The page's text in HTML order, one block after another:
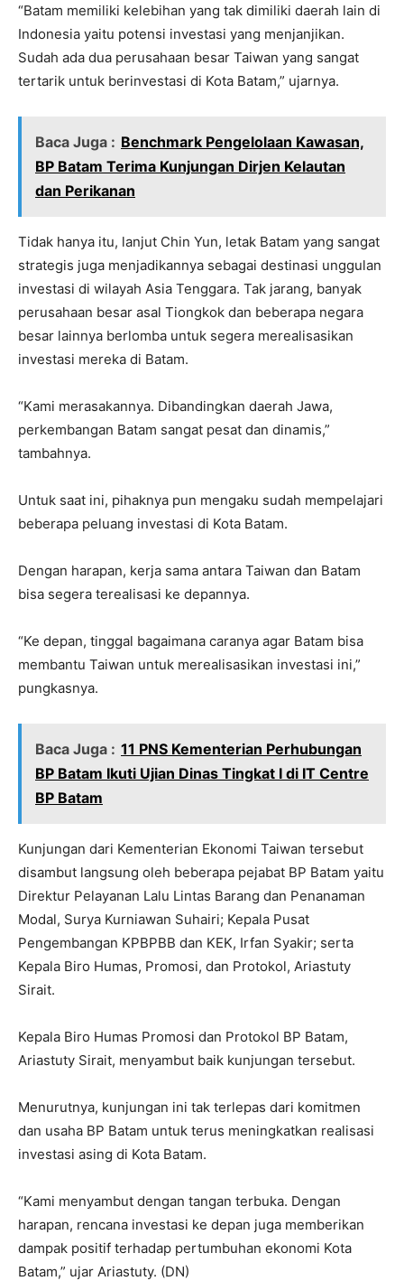
“Batam memiliki kelebihan yang tak dimiliki daerah lain di
Indonesia yaitu potensi investasi yang menjanjikan.
Sudah ada dua perusahaan besar Taiwan yang sangat
tertarik untuk berinvestasi di Kota Batam,” ujarnya.
Baca Juga : Benchmark Pengelolaan Kawasan,
BP Batam Terima Kunjungan Dirjen Kelautan
dan Perikanan
Tidak hanya itu, lanjut Chin Yun, letak Batam yang sangat
strategis juga menjadikannya sebagai destinasi unggulan
investasi di wilayah Asia Tenggara. Tak jarang, banyak
perusahaan besar asal Tiongkok dan beberapa negara
besar lainnya berlomba untuk segera merealisasikan
investasi mereka di Batam.
“Kami merasakannya. Dibandingkan daerah Jawa,
perkembangan Batam sangat pesat dan dinamis,”
tambahnya.
Untuk saat ini, pihaknya pun mengaku sudah mempelajari
beberapa peluang investasi di Kota Batam.
Dengan harapan, kerja sama antara Taiwan dan Batam
bisa segera terealisasi ke depannya.
“Ke depan, tinggal bagaimana caranya agar Batam bisa
membantu Taiwan untuk merealisasikan investasi ini,”
pungkasnya.
Baca Juga : 11 PNS Kementerian Perhubungan
BP Batam Ikuti Ujian Dinas Tingkat I di IT Centre
BP Batam
Kunjungan dari Kementerian Ekonomi Taiwan tersebut
disambut langsung oleh beberapa pejabat BP Batam yaitu
Direktur Pelayanan Lalu Lintas Barang dan Penanaman
Modal, Surya Kurniawan Suhairi; Kepala Pusat
Pengembangan KPBPBB dan KEK, Irfan Syakir; serta
Kepala Biro Humas, Promosi, dan Protokol, Ariastuty
Sirait.
Kepala Biro Humas Promosi dan Protokol BP Batam,
Ariastuty Sirait, menyambut baik kunjungan tersebut.
Menurutnya, kunjungan ini tak terlepas dari komitmen
dan usaha BP Batam untuk terus meningkatkan realisasi
investasi asing di Kota Batam.
“Kami menyambut dengan tangan terbuka. Dengan
harapan, rencana investasi ke depan juga memberikan
dampak positif terhadap pertumbuhan ekonomi Kota
Batam,” ujar Ariastuty. (DN)